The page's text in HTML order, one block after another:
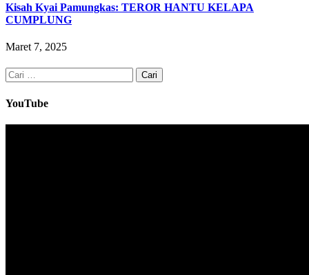
Kisah Kyai Pamungkas: TEROR HANTU KELAPA
CUMPLUNG
Maret 7, 2025
Cari
untuk:
YouTube